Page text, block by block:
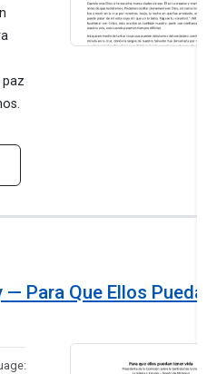
Para Que Ellos Puedan